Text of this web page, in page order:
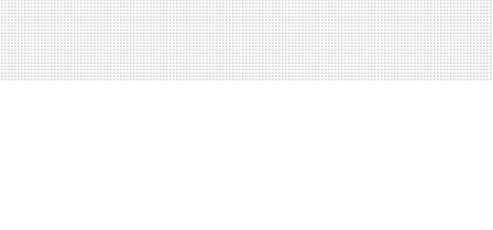
別会員開催
展・参加
(News Letter)
コラム
ュース・事業紹介
ベント
容
本橋エリアについて